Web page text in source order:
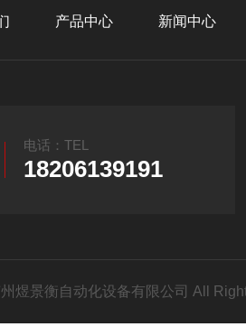
产品中心 新闻中心
电话：TEL
18206139191
煜景衡自动化设备有限公司 All